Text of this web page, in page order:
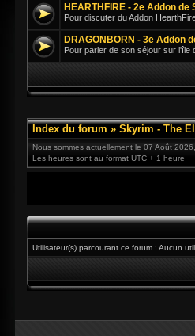
HEARTHFIRE - 2e Addon de
Pour discuter du Addon
DRAGONBORN - 3e Addon
Pour parler de son séjour sur l'île
Index du forum » Skyrim - The
Nous sommes actuellement le 07 Août
Les heures sont au format UTC + 1 heure
Utilisateur(s) parcourant ce forum : Aucun